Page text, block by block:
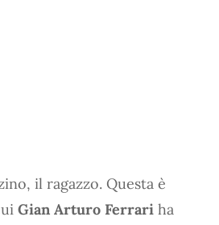
il ragazzo. Questa è
Gian Arturo Ferrari ha